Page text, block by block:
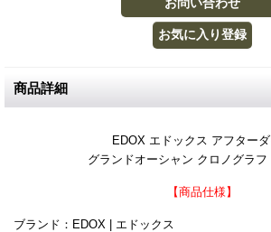
商品詳細
EDOX エドックス アフター
グランドオーシャン クロノグラフ
【商品仕様】
ブランド：EDOX | エドックス